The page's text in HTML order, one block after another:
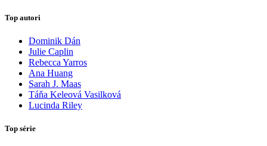
Top autori
Dominik Dán
Julie Caplin
Rebecca Yarros
Ana Huang
Sarah J. Maas
Táňa Keleová Vasilková
Lucinda Riley
Top série